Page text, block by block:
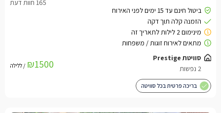
סוויטת Prestige
2 נפשות
₪1500 / ללילה
בריכה פרטית בכל סוויטה